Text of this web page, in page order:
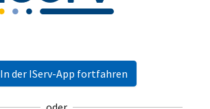
In der IServ-App fortfahren